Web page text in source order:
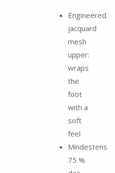
Engineered
jacquard
mesh
upper:
wraps
the
foot
with a
soft
feel
Mindestens
75 %